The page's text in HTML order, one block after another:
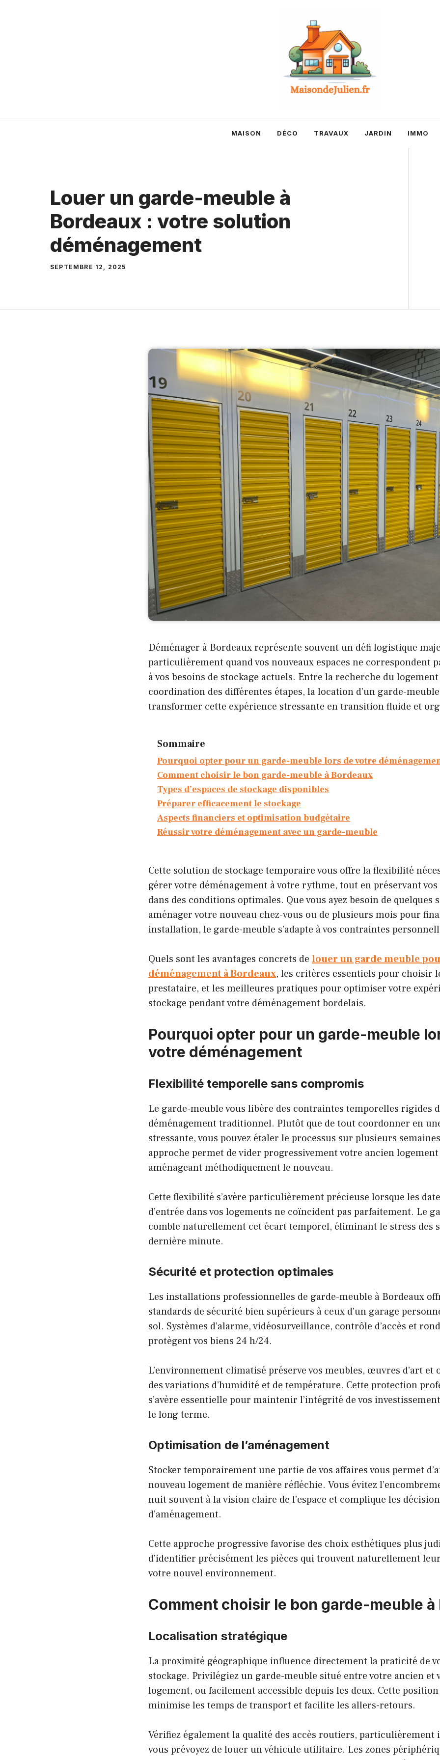
MAISON DÉCO TRAVAUX JARDIN IMMO
Louer un garde-meuble à
Bordeaux : votre solution
déménagement
SEPTEMBRE 12, 2025
Déménager à Bordeaux représente souvent un défi logistique
particulièrement quand vos nouveaux espaces ne correspondent
à vos besoins de stockage actuels. Entre la recherche du
coordination des différentes étapes, la location d’un garde-
transformer cette expérience stressante en transition fluide et
Sommaire
Pourquoi opter pour un garde-meuble lors de votre
Comment choisir le bon garde-meuble à Bordeaux
Types d’espaces de stockage disponibles
Préparer efficacement le stockage
Aspects financiers et optimisation budgétaire
Réussir votre déménagement avec un garde-meuble
Cette solution de stockage temporaire vous offre la flexibilité
gérer votre déménagement à votre rythme, tout en préservant
dans des conditions optimales. Que vous ayez besoin de quelques
aménager votre nouveau chez-vous ou de plusieurs mois pour
installation, le garde-meuble s’adapte à vos contraintes
Quels sont les avantages concrets de louer un garde meuble
déménagement à Bordeaux, les critères essentiels pour choisir
prestataire, et les meilleures pratiques pour optimiser votre
stockage pendant votre déménagement bordelais.
Pourquoi opter pour un garde-meuble
votre déménagement
Flexibilité temporelle sans compromis
Le garde-meuble vous libère des contraintes temporelles rigides
déménagement traditionnel. Plutôt que de tout coordonner en
stressante, vous pouvez étaler le processus sur plusieurs
approche permet de vider progressivement votre ancien
aménageant méthodiquement le nouveau.
Cette flexibilité s’avère particulièrement précieuse lorsque les
d’entrée dans vos logements ne coïncident pas parfaitement. Le
comble naturellement cet écart temporel, éliminant le stress des
dernière minute.
Sécurité et protection optimales
Les installations professionnelles de garde-meuble à Bordeaux
standards de sécurité bien supérieurs à ceux d’un garage
sol. Systèmes d’alarme, vidéosurveillance, contrôle d’accès et
protègent vos biens 24 h/24.
L’environnement climatisé préserve vos meubles, œuvres d’art et
des variations d’humidité et de température. Cette protection
s’avère essentielle pour maintenir l’intégrité de vos
le long terme.
Optimisation de l’aménagement
Stocker temporairement une partie de vos affaires vous permet
nouveau logement de manière réfléchie. Vous évitez
nuit souvent à la vision claire de l’espace et complique les
d’aménagement.
Cette approche progressive favorise des choix esthétiques plus
d’identifier précisément les pièces qui trouvent naturellement
votre nouvel environnement.
Comment choisir le bon garde-meuble à
Localisation stratégique
La proximité géographique influence directement la praticité de
stockage. Privilégiez un garde-meuble situé entre votre ancien et
logement, ou facilement accessible depuis les deux. Cette
minimise les temps de transport et facilite les allers-retours.
Vérifiez également la qualité des accès routiers, particulièrement
vous prévoyez de louer un véhicule utilitaire. Les zones